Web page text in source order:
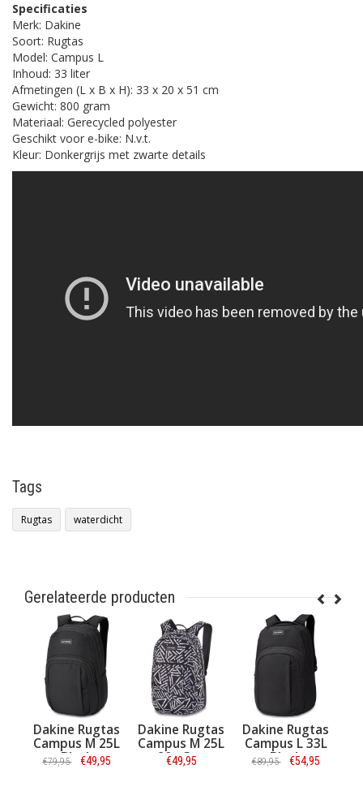
Specificaties
Merk: Dakine
Soort: Rugtas
Model: Campus L
Inhoud: 33 liter
Afmetingen (L x B x H): 33 x 20 x 51 cm
Gewicht: 800 gram
Materiaal: Gerecycled polyester
Geschikt voor e-bike: N.v.t.
Kleur: Donkergrijs met zwarte details
Tags
Rugtas waterdicht
Gerelateerde producten
25L
Dakine Rugtas
Campus M 25L
80s Geo
€49,95
Dakine Rugtas
Campus L 33L
Black
€89,95
Dakine Rugtas
Campus L 33L
Mulled Basil
€54,95